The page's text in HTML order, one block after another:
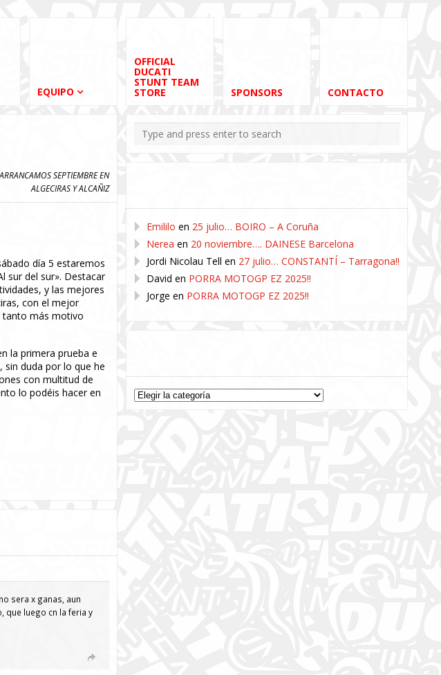
EQUIPO
OFFICIAL
DUCATI
STUNT TEAM
STORE SPONSORS CONTACTO
SEPTIEMBRE EN
ALGECIRAS Y ALCAÑIZ
día 5 estaremos
sur del sur». Destacar
y las mejores
con el mejor
tanto más motivo
la primera prueba e
sin duda por lo que he
con multitud de
lo podéis hacer en
sera x ganas, aun
que luego cn la feria y
Emililo en 25 julio… BOIRO – A Coruña
Nerea en 20 noviembre…. DAINESE Barcelona
Jordi Nicolau Tell en 27 julio… CONSTANTÍ – Tarragona!!
David en PORRA MOTOGP EZ 2025!!
Jorge en PORRA MOTOGP EZ 2025!!
Categorías